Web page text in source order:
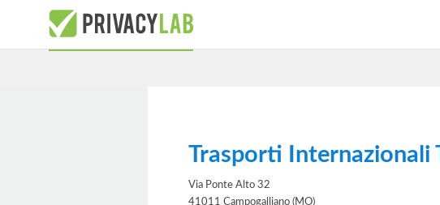
Trasporti Internazionali
Via Ponte Alto 32
41011 Campogalliano (MO)